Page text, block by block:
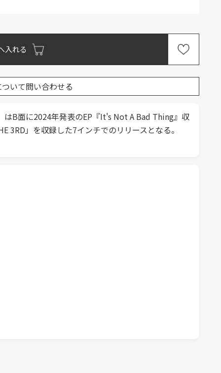
入れる
いて問い合わせる
B面に2024年発表のEP『It's Not A Bad Thing』収
3RD」を収録した7インチでのリリースとなる。